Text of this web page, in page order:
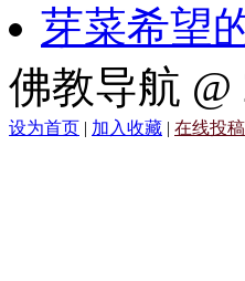
芽菜希望
佛教导航 @
设为首页 | 加入收藏 | 在线投稿